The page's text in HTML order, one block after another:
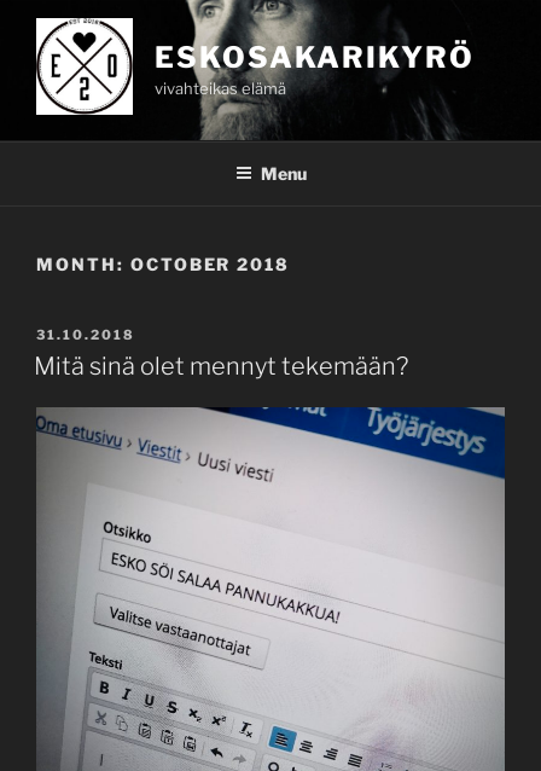
content
ESKOSAKARIKYRÖ
vivahteikas elämä
Menu
MONTH: OCTOBER 2018
POSTED
ON
31.10.2018
Mitä sinä olet mennyt tekemään?